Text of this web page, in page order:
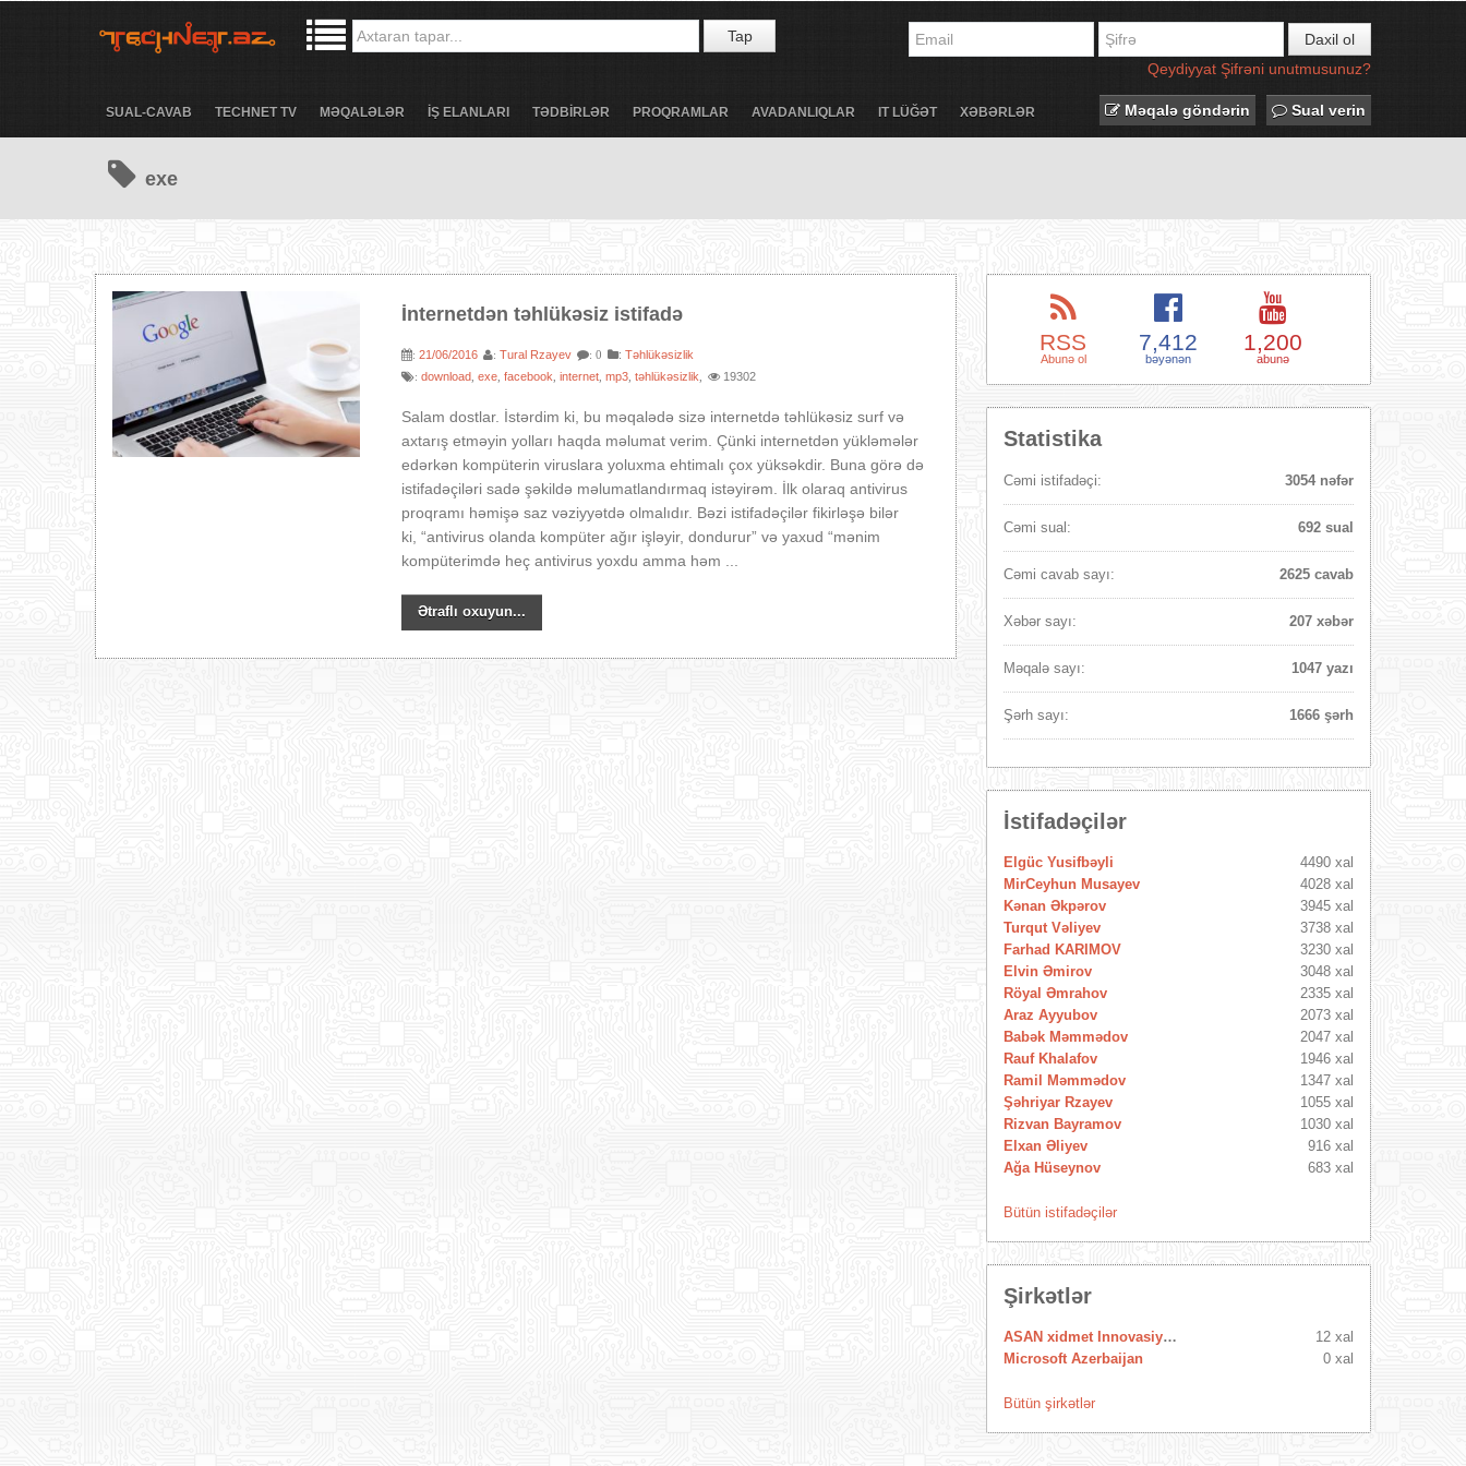
Tap
Daxil ol
Qeydiyyat Şifrəni unutmusunuz?
SUAL-CAVAB TECHNET TV MƏQALƏLƏR İŞ ELANLARI TƏDBİRLƏR PROQRAMLAR AVADANLIQLAR IT LÜĞƏT XƏBƏRLƏR Məqalə göndərin Sual verin
exe
İnternetdən təhlükəsiz istifadə
:21/06/2016 :Tural Rzayev : 0 :Təhlükəsizlik
:download ,exe ,facebook ,internet ,mp3 ,təhlükəsizlik 19302
Salam dostlar. İstərdim ki, bu məqalədə sizə internetdə təhlükəsiz surf və
axtarış etməyin yolları haqda məlumat verim. Çünki internetdən yükləmələr
edərkən kompüterin viruslara yoluxma ehtimalı çox yüksəkdir. Buna görə də
istifadəçiləri sadə şəkildə məlumatlandırmaq istəyirəm. İlk olaraq antivirus
proqramı həmişə saz vəziyyətdə olmalıdır. Bəzi istifadəçilər fikirləşə bilər
ki, “antivirus olanda kompüter ağır işləyir, dondurur” və yaxud “mənim
kompüterimdə heç antivirus yoxdu amma həm ...
Ətraflı oxuyun...
RSS
Abunə ol
7,412
bəyənən
1,200
abunə
Statistika
Cəmi istifadəçi: 3054 nəfər
Cəmi sual: 692 sual
Cəmi cavab sayı: 2625 cavab
Xəbər sayı: 207 xəbər
Məqalə sayı: 1047 yazı
Şərh sayı: 1666 şərh
İstifadəçilər
Elgüc Yusifbəyli
4490 xal
MirCeyhun Musayev
4028 xal
Kənan Əkpərov
3945 xal
Turqut Vəliyev
3738 xal
Farhad KARIMOV
3230 xal
Elvin Əmirov
3048 xal
Röyal Əmrahov
2335 xal
Araz Ayyubov
2073 xal
Babək Məmmədov
2047 xal
Rauf Khalafov
1946 xal
Ramil Məmmədov
1347 xal
Şəhriyar Rzayev
1055 xal
Rizvan Bayramov
1030 xal
Elxan Əliyev
916 xal
Ağa Hüseynov
683 xal
Bütün istifadəçilər
Şirkətlər
ASAN xidmet Innovasiya Mərkəzi
12 xal
Microsoft Azerbaijan
0 xal
Bütün şirkətlər